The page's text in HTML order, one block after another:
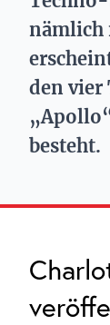
nämlich
den vier
besteht.